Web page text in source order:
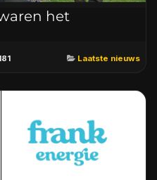
het
Laatste nieuws